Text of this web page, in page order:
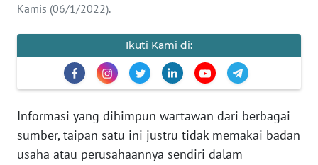
Kamis (06/1/2022).
Ikuti Kami di:
Informasi yang dihimpun wartawan dari berbagai
sumber, taipan satu ini justru tidak memakai badan
usaha atau perusahaannya sendiri dalam
IKLAN
KAMI
MEDIA
SIBER